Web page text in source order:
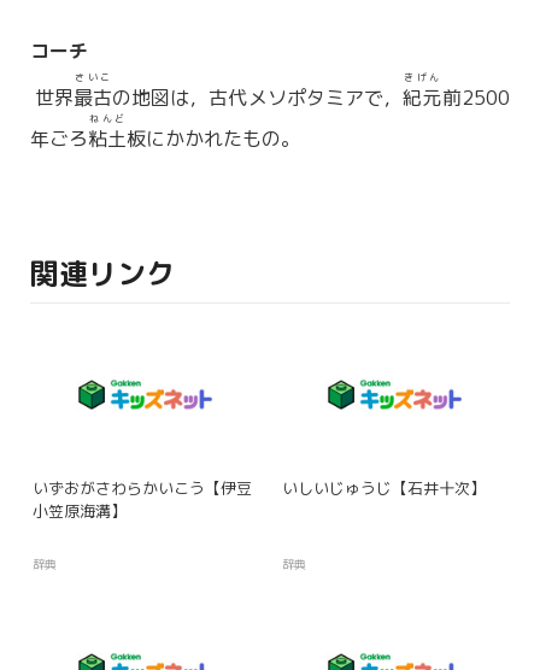
コーチ
世界最古
さいこ
の地図は，古代メソポタミアで， 紀元
きげん
前2500
年ごろ粘土
ねんど
板にかかれたもの。
関連リンク
いずおがさわらかいこう【伊豆
小笠原海溝】
辞典
いしいじゅうじ【石井十次】
辞典